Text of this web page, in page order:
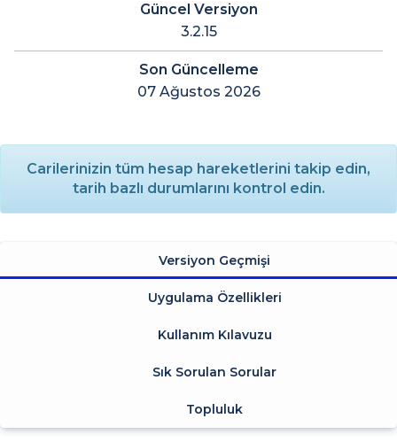
Güncel Versiyon
3.2.15
Son Güncelleme
07 Ağustos 2026
Carilerinizin tüm hesap hareketlerini takip edin,
tarih bazlı durumlarını kontrol edin.
Versiyon Geçmişi
Uygulama Özellikleri
Kullanım Kılavuzu
Sık Sorulan Sorular
Topluluk